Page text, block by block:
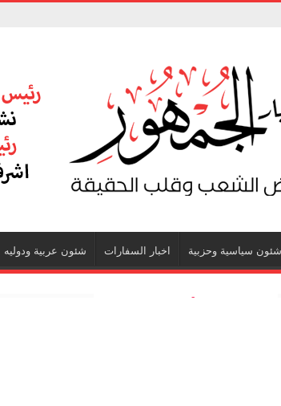
شئون سياسية وحزبية اخبار السفارات شئون عربية ودوليه